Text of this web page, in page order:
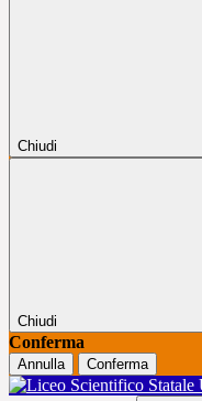
Chiudi
Chiudi
Conferma
Annulla Conferma